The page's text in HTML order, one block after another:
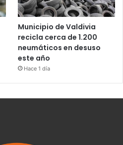
Municipio de Valdivia
recicla cerca de 1.200
neumáticos en desuso
este año
Hace 1 día